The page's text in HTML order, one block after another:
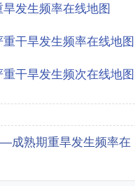
发生频率在线地图
干旱发生频率在线地图
干旱发生频次在线地图
成熟期重旱发生频率在